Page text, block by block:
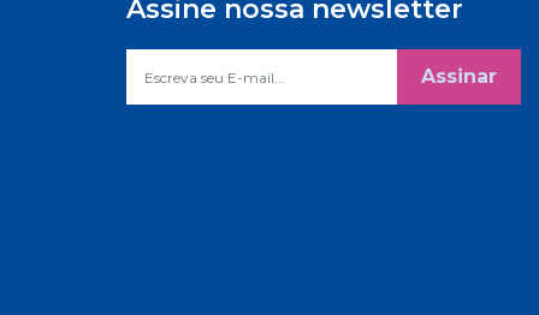
Assine nossa newsletter
Assinar